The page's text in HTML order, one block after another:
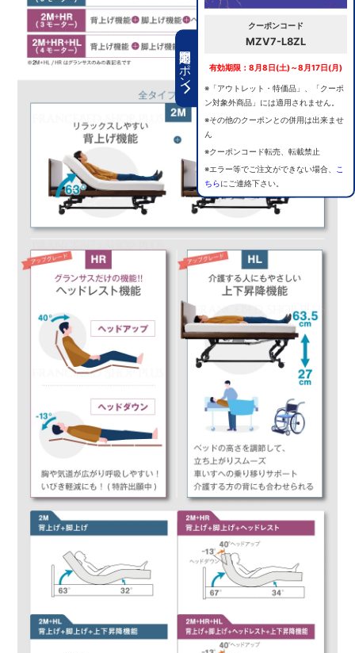
期間限定クーポン
クーポンコード
MZV7-L8ZL
有効期限：8月8日(土)～8月17日(月)
※「アウトレット・特価品」、「クーポ
ン対象外商品」には適用されません。
※その他のクーポンとの併用は出来ませ
ん
※クーポンコード転売、転載禁止
※エラー等でご注文ができない場合、
こ
ちらにご連絡下さい。